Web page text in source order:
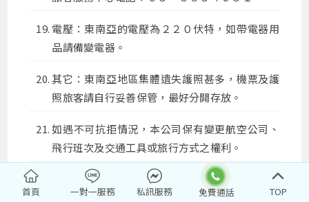
電壓：東南亞的電壓為２２０伏特，如帶電器用
品請備變電器。
其它：東南亞地區集體遺失護照甚多，機票及護
照旅客請自行妥善保管，最好分開存放。
如遇不可抗拒情況，本公司保有變更航空公司、
飛行班次及交通工具或旅行方式之權利。
本行程餐廳將視餐廳公休日將略有調動，用餐時
間依實際行程安排做調整，造成不便之處，敬請
首頁 一對一服務 私訊服務 TOP